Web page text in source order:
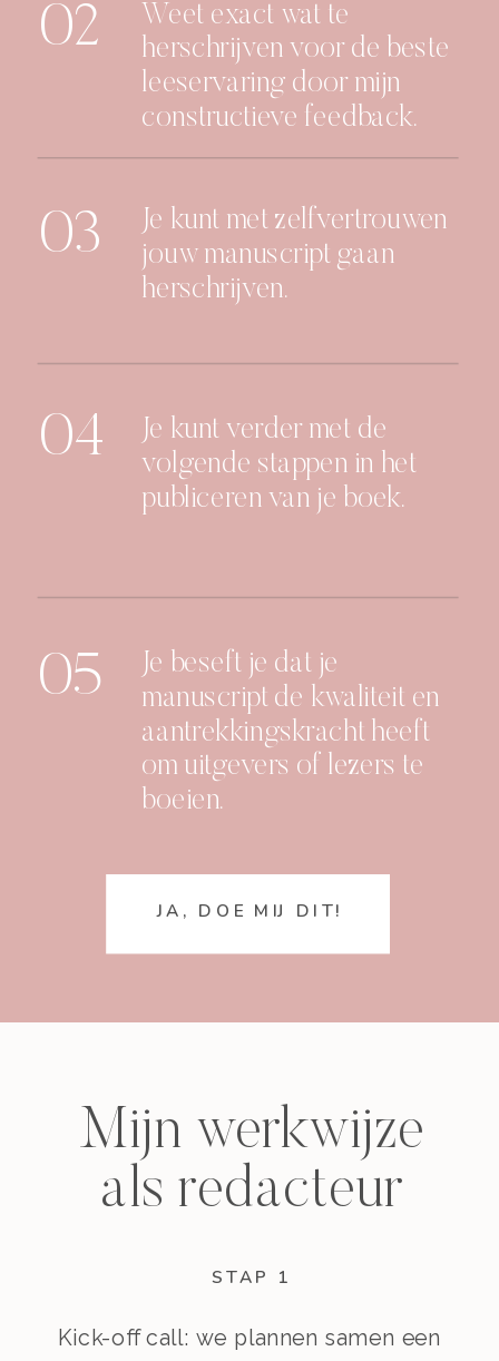
Weet exact wat te
herschrijven voor de beste
leeservaring door mijn
constructieve feedback.
02
Je kunt met zelfvertrouwen
jouw manuscript gaan
herschrijven.
03
Je kunt verder met de
volgende stappen in het
publiceren van je boek.
04
Je beseft je dat je
manuscript de kwaliteit en
aantrekkingskracht heeft
om uitgevers of lezers te
boeien.
05
JA, DOE MIJ DIT!
Mijn werkwijze
als redacteur
Kick-off call: we plannen samen een
STAP 1